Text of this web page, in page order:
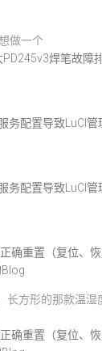
做一个
焊笔故障
务配置导致LuCI
务配置导致LuCI
确重置（复位、
长方形的那款温
确重置（复位、